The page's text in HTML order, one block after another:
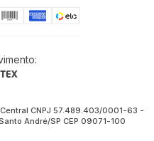
CNPJ 57.489.403/0001-63 -
André/SP CEP 09071-100